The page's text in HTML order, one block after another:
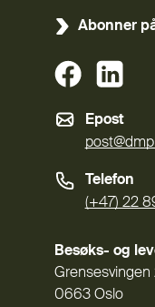
Abonner
(Ekstern
Epost
Telefon
(+47) 22
Besøks- og
Grensesvingen
0663 Oslo